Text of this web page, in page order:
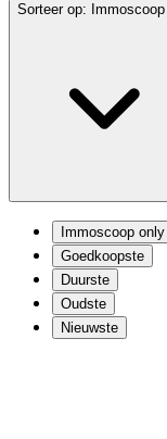
Sorteer op:
Immoscoop only
Goedkoopste
Duurste
Oudste
Nieuwste